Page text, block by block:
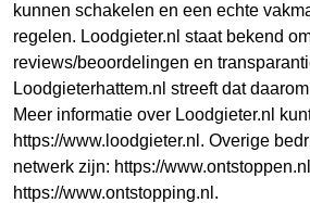
kunnen schakelen en een echte
regelen. Loodgieter.nl staat bekend
reviews/beoordelingen en
Loodgieterhattem.nl streeft dat
Meer informatie over Loodgieter.nl
https://www.loodgieter.nl. Overige
netwerk zijn: https://
https://www.ontstopping.nl.